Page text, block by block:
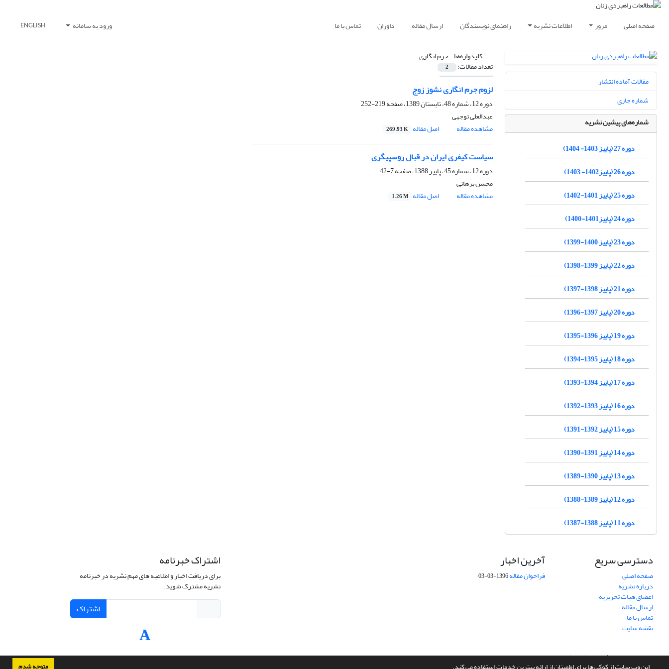
صفحه اصلی مرور اطلاعات نشریه راهنمای نویسندگان ارسال مقاله داوران تماس با ما ورود به سامانه ENGLISH
کلیدواژه‌ها =جرم انگاری
تعداد مقالات: 2
لزوم جرم انگاری نشوز زوج
دوره 12، شماره 48، تابستان 1389، صفحه
219-252
عبدالعلی توجهی
مشاهده مقاله
اصل مقاله 269.93 K
سیاست کیفری ایران در قبال روسپیگری
دوره 12، شماره 45، پاییز 1388، صفحه
7-42
محسن برهانی
مشاهده مقاله
اصل مقاله 1.26 M
مقالات آماده انتشار
شماره جاری
شماره‌های پیشین نشریه
دوره 27 (پاییز 1403- 1404)
دوره 26 (پاییز1402- 1403)
دوره 25 (پاییز 1401-1402)
دوره 24 (پاییز1401-1400)
دوره 23 (پاییز 1400-1399)
دوره 22 (پاییز 1399-1398)
دوره 21 (پاییز 1398-1397)
دوره 20 (پاییز 1397-1396)
دوره 19 (پاییز 1396-1395)
دوره 18 (پاییز 1395-1394)
دوره 17 (پاییز 1394-1393)
دوره 16 (پاییز 1393-1392)
دوره 15 (پاییز 1392-1391)
دوره 14 (پاییز 1391-1390)
دوره 13 (پاییز 1390-1389)
دوره 12 (پاییز 1389-1388)
دوره 11 (پاییز 1388-1387)
دسترسی سریع
صفحه اصلی
درباره نشریه
اعضای هیات تحریریه
ارسال مقاله
تماس با ما
نقشه سایت
آخرین اخبار
فراخوان مقاله1396-03-03
اشتراک خبرنامه
برای دریافت اخبار و اطلاعیه های مهم نشریه در خبرنامه
نشریه مشترک شوید.
اشتراک
سامانه مدیریت نشریات علمی.طراحی و پیاده سازی ازسیناوب